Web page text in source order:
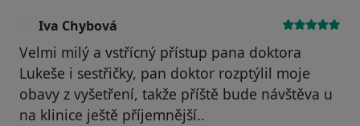
Iva Chybová
Velmi milý a vstřícný přístup pana doktora
Lukeše i sestřičky, pan doktor rozptýlil moje
obavy z vyšetření, takže příště bude návštěva u
na klinice ještě příjemnější..